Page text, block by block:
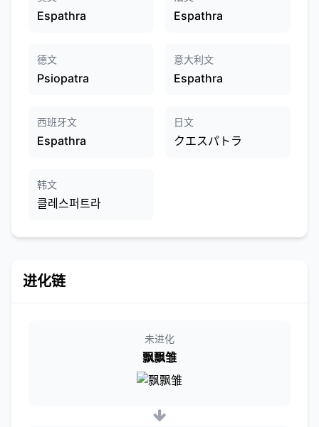
Espathra Espathra
德文
Psiopatra
意大利文
Espathra
西班牙文
Espathra
日文
クエスパトラ
韩文
클레스퍼트라
进化链
未进化
飘飘雏